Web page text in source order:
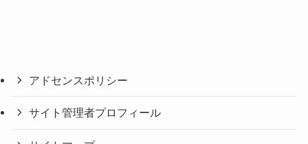
アドセンスポリシー
サイト管理者プロフィール